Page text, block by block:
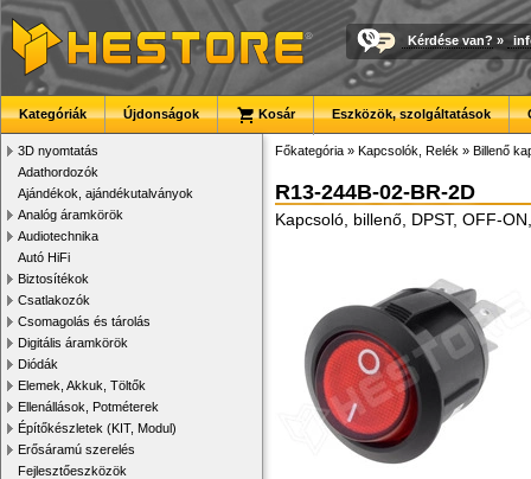
Kérdése van? »
Kategóriák Újdonságok Kosár Eszközök, szolgáltatások
3D nyomtatás
Adathordozók
Ajándékok, ajándékutalványok
Analóg áramkörök
Audiotechnika
Autó HiFi
Biztosítékok
Csatlakozók
Csomagolás és tárolás
Digitális áramkörök
Diódák
Elemek, Akkuk, Töltők
Ellenállások, Potméterek
Építőkészletek (KIT, Modul)
Erősáramú szerelés
Fejlesztőeszközök
Főkategória » Kapcsolók, Relék » Billenő
R13-244B-02-BR-2D
Kapcsoló, billenő, DPST, OFF-